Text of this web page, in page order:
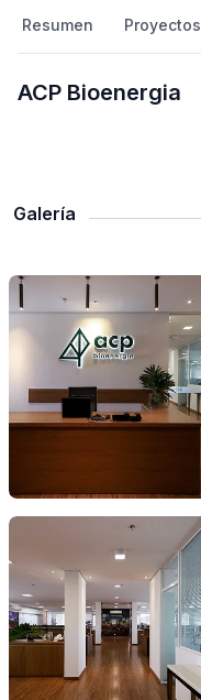
Resumen Proyectos
ACP Bioenergia
Galería